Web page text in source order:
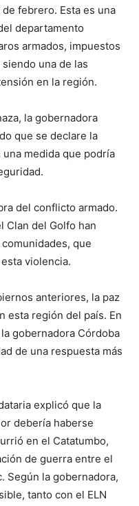
febrero. Esta es una
departamento
armados, impuestos
una de las
en la región.
la gobernadora
que se declare la
medida que podría
del conflicto armado.
Clan del Golfo han
que
violencia.
anteriores, la paz
esta región del país. En
gobernadora Córdoba
de una respuesta más
explicó que la
debería haberse
en el Catatumbo,
de guerra entre el
Según la gobernadora,
tanto con el ELN